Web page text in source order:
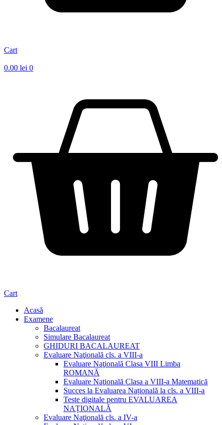
Cart
0.00 lei 0
Cart
Acasă
Examene
Bacalaureat
Simulare Bacalaureat
GHIDURI BACALAUREAT
Evaluare Naţională cls. a VIII-a
Evaluare Naţională Clasa VIII Limba
ROMANĂ
Evaluare Naţională Clasa a VIII-a Matematică
Succes la Evaluarea Națională la cls. a VIII-a
Teste digitale pentru EVALUAREA
NAȚIONALĂ
Evaluare Naţională cls. a IV-a